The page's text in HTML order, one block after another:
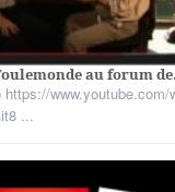
au forum
https://www.youtube.com/
...